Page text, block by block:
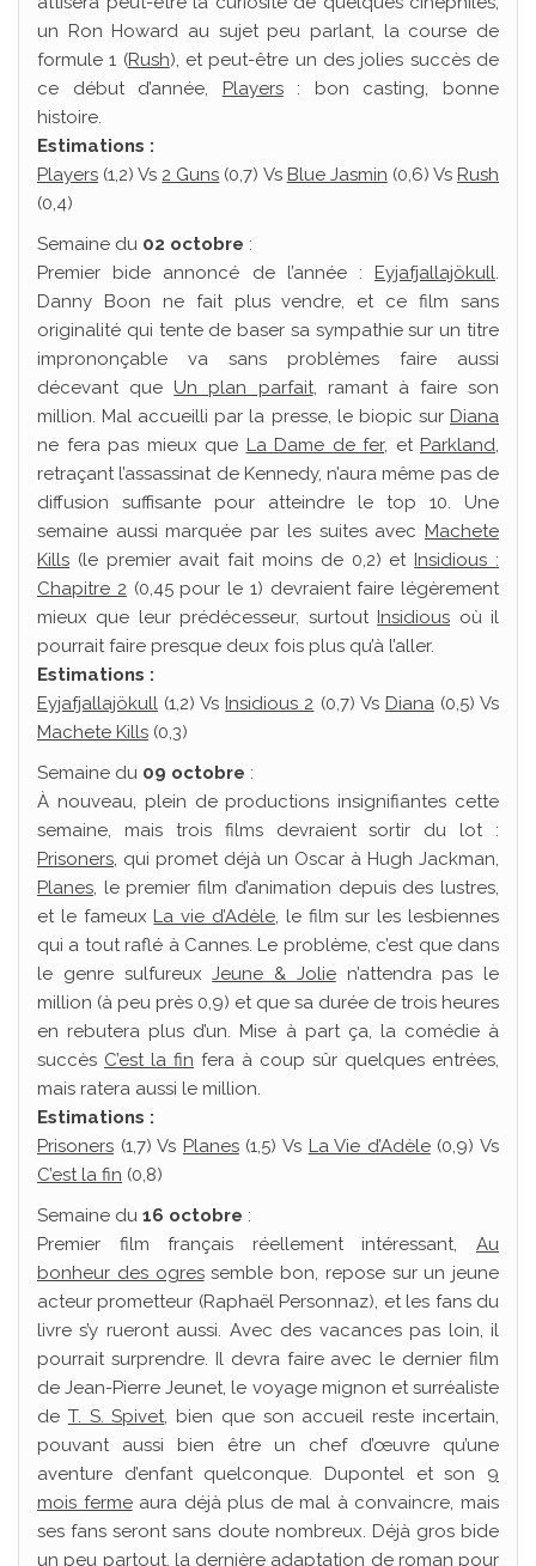
un Ron Howard au sujet peu parlant, la course de
formule 1 (Rush), et peut-être un des jolies succès de
ce début d’année, Players: bon casting, bonne
histoire.
Estimations :
Players (1,2) Vs 2 Guns (0,7) Vs Blue Jasmin (0,6) Vs Rush
(0,4)
Semaine du 02 octobre :
Premier bide annoncé de l’année : Eyjafjallajökull.
Danny Boon ne fait plus vendre, et ce film sans
originalité qui tente de baser sa sympathie sur un titre
imprononçable va sans problèmes faire aussi
décevant que Un plan parfait, ramant à faire son
million. Mal accueilli par la presse, le biopic sur Diana
ne fera pas mieux que La Dame de fer, et Parkland,
retraçant l’assassinat de Kennedy, n’aura même pas de
diffusion suffisante pour atteindre le top 10. Une
semaine aussi marquée par les suites avec Machete
Kills (le premier avait fait moins de 0,2) et Insidious :
Chapitre 2 (0,45 pour le 1) devraient faire légèrement
mieux que leur prédécesseur, surtout Insidious où il
pourrait faire presque deux fois plus qu’à l’aller.
Estimations :
Eyjafjallajökull (1,2) Vs Insidious 2 (0,7) Vs Diana(0,5) Vs
Machete Kills (0,3)
Semaine du 09 octobre :
À nouveau, plein de productions insignifiantes cette
semaine, mais trois films devraient sortir du lot :
Prisoners, qui promet déjà un Oscar à Hugh Jackman,
Planes, le premier film d’animation depuis des lustres,
et le fameux La vie d’Adèle, le film sur les lesbiennes
qui a tout raflé à Cannes. Le problème, c’est que dans
le genre sulfureuxJeune & Jolien’attendra pas le
million (à peu près 0,9) et que sa durée de trois heures
en rebutera plus d’un. Mise à part ça, la comédie à
succès C’est la fin fera à coup sûr quelques entrées,
mais ratera aussi le million.
Estimations :
Prisoners (1,7) Vs Planes(1,5) Vs La Vie d’Adèle(0,9) Vs
C’est la fin (0,8)
Semaine du 16 octobre :
Premier film français réellement intéressant, Au
bonheur des ogressemble bon, repose sur un jeune
acteur prometteur (Raphaël Personnaz), et les fans du
livre s’y rueront aussi. Avec des vacances pas loin, il
pourrait surprendre. Il devra faire avec le dernier film
de Jean-Pierre Jeunet, le voyage mignon et surréaliste
de T. S. Spivet, bien que son accueil reste incertain,
pouvant aussi bien être un chef d’œuvre qu’une
aventure d’enfant quelconque. Dupontel et son 9
mois fermeaura déjà plus de mal à convaincre, mais
ses fans seront sans doute nombreux. Déjà gros bide
un peu partout, la dernière adaptation de roman pour